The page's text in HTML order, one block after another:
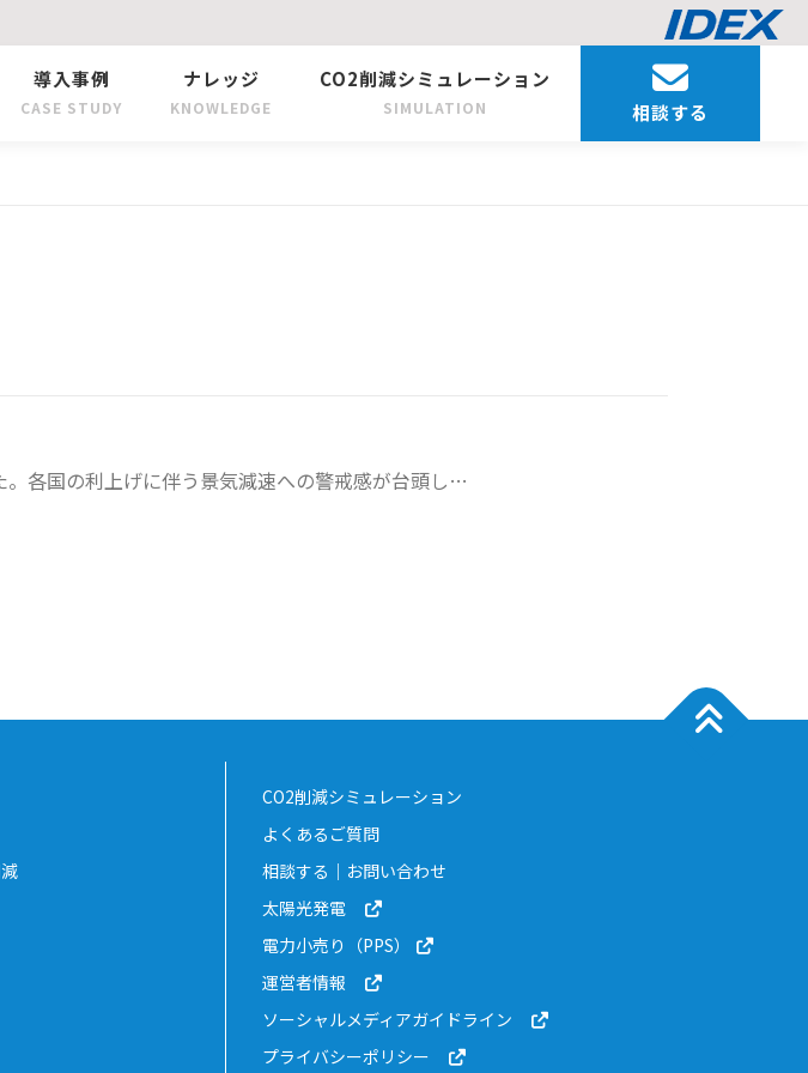
導入事例
CASE STUDY
ナレッジ
KNOWLEDGE
CO2削減シミュレーション
SIMULATION 相談する
各国の利上げに伴う景気減速への警戒感が台頭し…
CO2削減シミュレーション
よくあるご質問
相談する｜お問い合わせ
太陽光発電
電力小売り（PPS）
運営者情報
ソーシャルメディアガイドライン
プライバシーポリシー